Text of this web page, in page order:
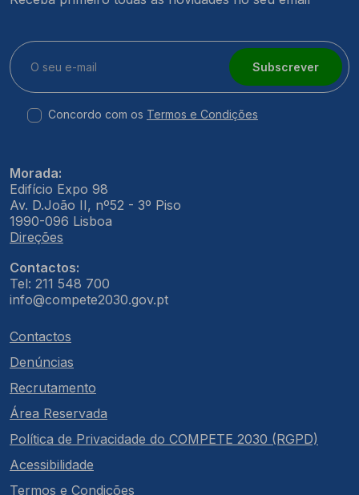
Subscrever
Concordo com os Termos e Condições
Morada:
Edifício Expo 98
Av. D.João II, nº52 - 3º Piso
1990-096 Lisboa
Direções
Contactos:
Tel: 211 548 700
info@compete2030.gov.pt
Contactos
Denúncias
Recrutamento
Área Reservada
Política de Privacidade do COMPETE 2030 (RGPD)
Acessibilidade
Termos e Condições